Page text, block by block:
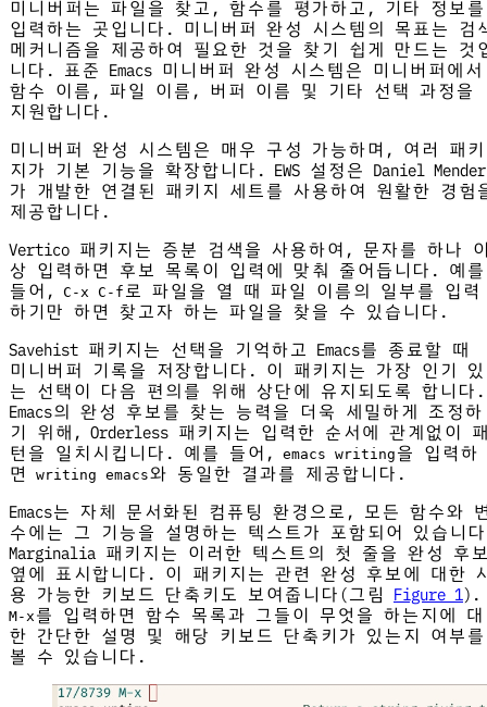
미니버퍼는 파일을 찾고, 함수를 평가하고, 기타 정보를
입력하는 곳입니다. 미니버퍼 완성 시스템의 목표는 검
메커니즘을 제공하여 필요한 것을 찾기 쉽게 만드는 것
니다. 표준 Emacs 미니버퍼 완성 시스템은 미니버퍼에서
함수 이름, 파일 이름, 버퍼 이름 및 기타 선택 과정을
지원합니다.
미니버퍼 완성 시스템은 매우 구성 가능하며, 여러 패키
지가 기본 기능을 확장합니다. EWS 설정은 Daniel Mender
가 개발한 연결된 패키지 세트를 사용하여 원활한 경험
제공합니다.
Vertico 패키지는 증분 검색을 사용하여, 문자를 하나
상 입력하면 후보 목록이 입력에 맞춰 줄어듭니다. 예를
들어,
C-x C-f 로 파일을 열 때 파일 이름의 일부를 입력
하기만 하면 찾고자 하는 파일을 찾을 수 있습니다.
Savehist 패키지는 선택을 기억하고 Emacs를 종료할 때
미니버퍼 기록을 저장합니다. 이 패키지는 가장 인기 있
는 선택이 다음 편의를 위해 상단에 유지되도록 합니다.
Emacs의 완성 후보를 찾는 능력을 더욱 세밀하게 조정하
기 위해, Orderless 패키지는 입력한 순서에 관계없이
턴을 일치시킵니다. 예를 들어,
emacs writing 을 입력하
면
writing emacs와 동일한 결과를 제공합니다.
Emacs는 자체 문서화된 컴퓨팅 환경으로, 모든 함수와
수에는 그 기능을 설명하는 텍스트가 포함되어 있습니
Marginalia 패키지는 이러한 텍스트의 첫 줄을 완성 후
옆에 표시합니다. 이 패키지는 관련 완성 후보에 대한
용 가능한 키보드 단축키도 보여줍니다(그림 Figure 1).
M-x 를 입력하면 함수 목록과 그들이 무엇을 하는지에 대
한 간단한 설명 및 해당 키보드 단축키가 있는지 여부를
볼 수 있습니다.